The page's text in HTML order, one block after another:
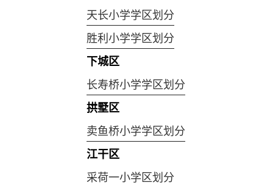
天长小学学区划分
胜利小学学区划分
下城区
长寿桥小学学区划分
拱墅区
卖鱼桥小学学区划分
江干区
采荷一小学区划分